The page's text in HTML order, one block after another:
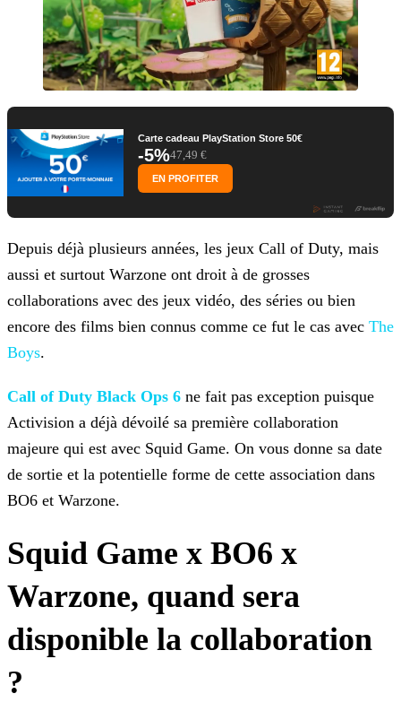
Carte cadeau PlayStation Store 50€
-5%47,49 €
EN PROFITER
Depuis déjà plusieurs années, les jeux Call of Duty, mais
aussi et surtout Warzone ont droit à de grosses
collaborations avec des jeux vidéo, des séries ou bien
encore des films bien connus comme ce fut le cas avec The
Boys.
Call of Duty Black Ops 6 ne fait pas exception puisque
Activision a déjà dévoilé sa première collaboration
majeure qui est avec Squid Game. On vous donne sa date
de sortie et la potentielle forme de cette association dans
BO6 et Warzone.
Squid Game x BO6 x
Warzone, quand sera
disponible la collaboration
?